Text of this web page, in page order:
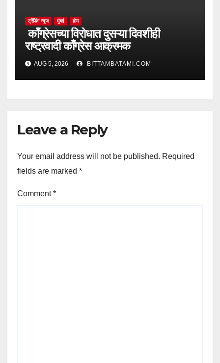
ट्रेंडिंग न्यूज मुंबई होम
काँग्रेसच्या विरोधात दुसऱ्या दिवशीही
राष्ट्रवादी काँग्रेस आक्रमक
AUG 5, 2026 BITTAMBATAMI.COM
Leave a Reply
Your email address will not be published. Required
fields are marked *
Comment*